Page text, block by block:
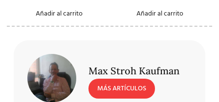
Añadir al carrito Añadir al carrito
Max Stroh Kaufman
MÁS ARTÍCULOS